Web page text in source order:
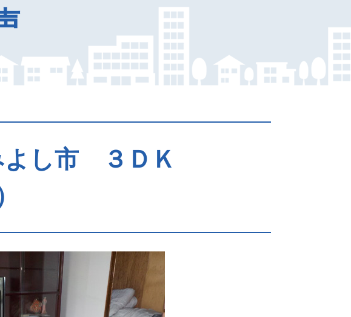
よし市 ３ＤＫ